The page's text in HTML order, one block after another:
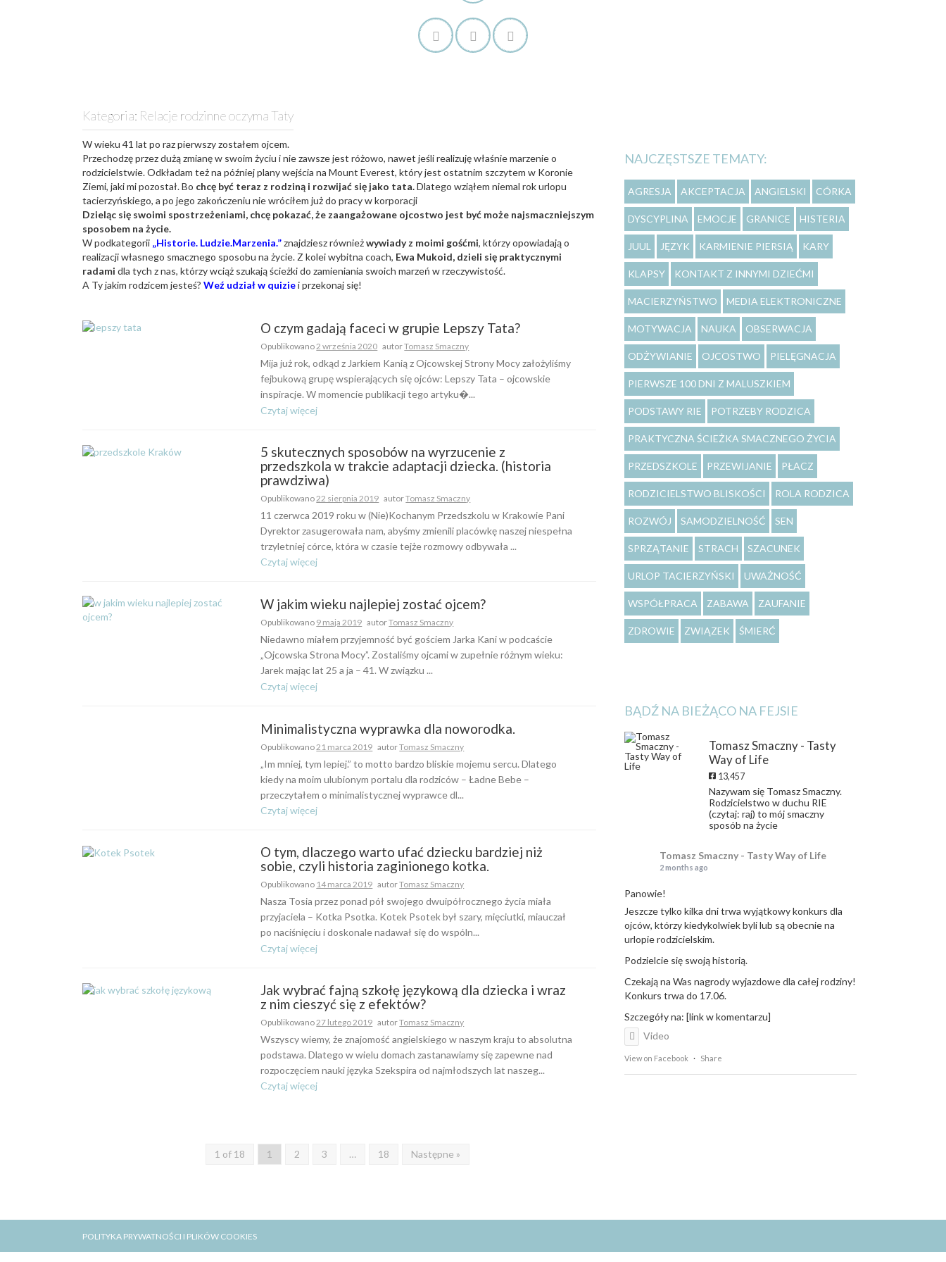
Kategoria: Relacje rodzinne oczyma Taty
W wieku 41 lat po raz pierwszy zostałem ojcem.
Przechodzę przez dużą zmianę w swoim życiu i nie zawsze jest różowo, nawet jeśli realizuję właśnie marzenie o
rodzicielstwie. Odkładam też na później plany wejścia na Mount Everest, który jest ostatnim szczytem w Koronie
Ziemi, jaki mi pozostał. Bo chcę być teraz z rodziną i rozwijać się jako tata.Dlatego wziąłem niemal rok urlopu
tacierzyńskiego, a po jego zakończeniu nie wróciłem już do pracy w korporacji
Dzieląc się swoimi spostrzeżeniami, chcę pokazać, że zaangażowane ojcostwo jest być może najsmaczniejszym
sposobem na życie.
W podkategorii „Historie. Ludzie.Marzenia.”znajdziesz równieżwywiady z moimi gośćmi, którzy opowiadają o
realizacji własnego smacznego sposobu na życie. Z kolei wybitna coach, Ewa Mukoid, dzieli się praktycznymi
radami dla tych z nas, którzy wciąż szukają ścieżki do zamieniania swoich marzeń w rzeczywistość.
A Ty jakim rodzicem jesteś? Weź udział w quiziei przekonaj się!
O czym gadają faceci w grupie Lepszy Tata?
Opublikowano2 września 2020 autorTomasz Smaczny
Mija już rok, odkąd z Jarkiem Kanią z Ojcowskej Strony Mocy założyliśmy
fejbukową grupę wspierających się ojców: Lepszy Tata – ojcowskie
inspiracje. W momencie publikacji tego artyku�...
Czytaj więcej
5 skutecznych sposobów na wyrzucenie z
przedszkola w trakcie adaptacji dziecka. (historia
prawdziwa)
Opublikowano 22 sierpnia 2019 autorTomasz Smaczny
11 czerwca 2019 roku w (Nie)Kochanym Przedszkolu w Krakowie Pani
Dyrektor zasugerowała nam, abyśmy zmienili placówkę naszej niespełna
trzyletniej córce, która w czasie tejże rozmowy odbywała ...
Czytaj więcej
W jakim wieku najlepiej zostać ojcem?
Opublikowano 9 maja 2019 autorTomasz Smaczny
Niedawno miałem przyjemność być gościem Jarka Kani w podcaście
„Ojcowska Strona Mocy”. Zostaliśmy ojcami w zupełnie różnym wieku:
Jarek mając lat 25 a ja – 41. W związku ...
Czytaj więcej
Minimalistyczna wyprawka dla noworodka.
Opublikowano 21 marca 2019 autorTomasz Smaczny
„Im mniej, tym lepiej.” to motto bardzo bliskie mojemu sercu. Dlatego
kiedy na moim ulubionym portalu dla rodziców – Ładne Bebe –
przeczytałem o minimalistycznej wyprawce dl...
Czytaj więcej
O tym, dlaczego warto ufać dziecku bardziej niż
sobie, czyli historia zaginionego kotka.
Opublikowano 14 marca 2019 autorTomasz Smaczny
Nasza Tosia przez ponad pół swojego dwuipółrocznego życia miała
przyjaciela – Kotka Psotka. Kotek Psotek był szary, mięciutki, miauczał
po naciśnięciu i doskonale nadawał się do wspóln...
Czytaj więcej
Jak wybrać fajną szkołę językową dla dziecka i wraz
z nim cieszyć się z efektów?
Opublikowano 27 lutego 2019 autorTomasz Smaczny
Wszyscy wiemy, że znajomość angielskiego w naszym kraju to absolutna
podstawa. Dlatego w wielu domach zastanawiamy się zapewne nad
rozpoczęciem nauki języka Szekspira od najmłodszych lat naszeg...
Czytaj więcej
1 of 18 1 2 3 … 18 Następne »
NAJCZĘSTSZE TEMATY:
AGRESJA AKCEPTACJA ANGIELSKI CÓRKA
DYSCYPLINA EMOCJE GRANICE HISTERIA
JUUL JĘZYK KARMIENIE PIERSIĄ KARY
KLAPSY KONTAKT Z INNYMI DZIEĆMI
MACIERZYŃSTWO MEDIA ELEKTRONICZNE
MOTYWACJA NAUKA OBSERWACJA
ODŻYWIANIE OJCOSTWO PIELĘGNACJA
PIERWSZE 100 DNI Z MALUSZKIEM
PODSTAWY RIE POTRZEBY RODZICA
PRAKTYCZNA ŚCIEŻKA SMACZNEGO ŻYCIA
PRZEDSZKOLE PRZEWIJANIE PŁACZ
RODZICIELSTWO BLISKOŚCI ROLA RODZICA
ROZWÓJ SAMODZIELNOŚĆ SEN
SPRZĄTANIE STRACH SZACUNEK
URLOP TACIERZYŃSKI UWAŻNOŚĆ
WSPÓŁPRACA ZABAWA ZAUFANIE
ZDROWIE ZWIĄZEK ŚMIERĆ
BĄDŹ NA BIEŻĄCO NA FEJSIE
Tomasz Smaczny - Tasty
Way of Life
13,457
Nazywam się Tomasz Smaczny.
Rodzicielstwo w duchu RIE
(czytaj: raj) to mój smaczny
sposób na życie
Tomasz Smaczny - Tasty Way of Life
2 months ago
Panowie!
Jeszcze tylko kilka dni trwa wyjątkowy konkurs dla
ojców, którzy kiedykolwiek byli lub są obecnie na
urlopie rodzicielskim.
Podzielcie się swoją historią.
Czekają na Was nagrody wyjazdowe dla całej rodziny!
Konkurs trwa do 17.06.
Szczegóły na: [link w komentarzu]
Video
View on Facebook · Share
POLITYKA PRYWATNOŚCI I PLIKÓW COOKIES